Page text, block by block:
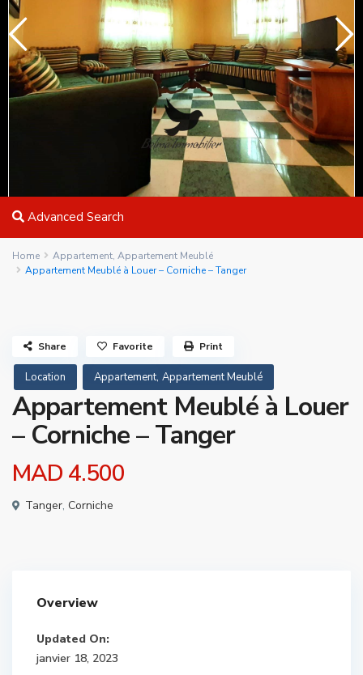
Advanced Search
Home Appartement, Appartement Meublé
Appartement Meublé à Louer – Corniche – Tanger
Location Appartement, Appartement Meublé
Appartement Meublé à Louer
– Corniche – Tanger
MAD 4.500
Tanger, Corniche
Share Favorite Print
Overview
Updated On:
janvier 18, 2023